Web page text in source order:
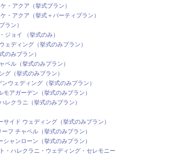
・アクア（挙式プラン）
・アクア（挙式＋パーティプラン）
ラン）
ジョイ （挙式のみ）
ェディング（挙式のみプラン）
のみプラン）
ペル（挙式のみプラン）
グ（挙式のみプラン）
ウェディング（挙式のみプラン）
アガーデン（挙式のみプラン）
レクラニ（挙式のみプラン）
イド ウェディング（挙式のみプラン）
フ チャペル（挙式のみプラン）
ャンローン（挙式のみプラン）
・ハレクラニ・ウェディング・セレモニー